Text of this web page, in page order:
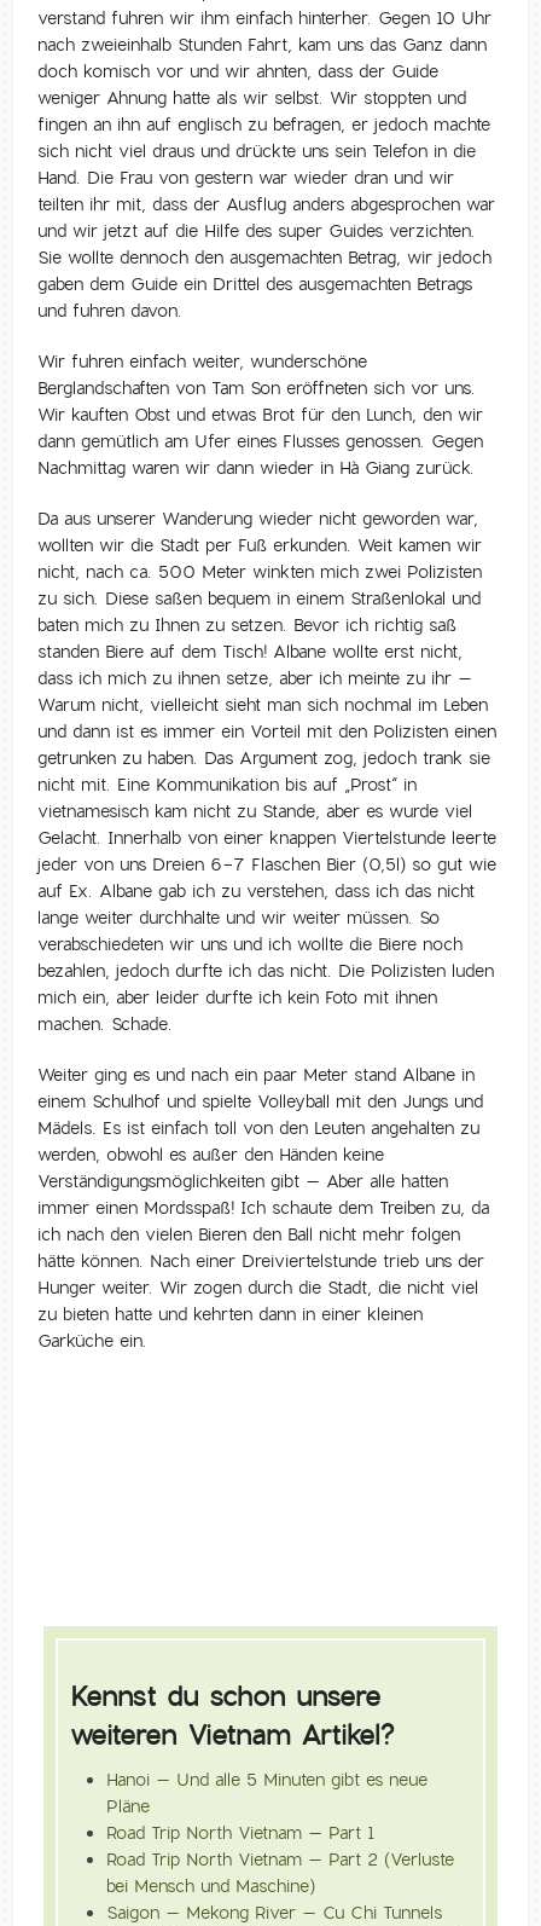
verstand fuhren wir ihm einfach hinterher. Gegen 10 Uhr
nach zweieinhalb Stunden Fahrt, kam uns das Ganz dann
doch komisch vor und wir ahnten, dass der Guide
weniger Ahnung hatte als wir selbst. Wir stoppten und
fingen an ihn auf englisch zu befragen, er jedoch machte
sich nicht viel draus und drückte uns sein Telefon in die
Hand. Die Frau von gestern war wieder dran und wir
teilten ihr mit, dass der Ausflug anders abgesprochen war
und wir jetzt auf die Hilfe des super Guides verzichten.
Sie wollte dennoch den ausgemachten Betrag, wir jedoch
gaben dem Guide ein Drittel des ausgemachten Betrags
und fuhren davon.
Wir fuhren einfach weiter, wunderschöne
Berglandschaften von Tam Son eröffneten sich vor uns.
Wir kauften Obst und etwas Brot für den Lunch, den wir
dann gemütlich am Ufer eines Flusses genossen. Gegen
Nachmittag waren wir dann wieder in Hà Giang zurück.
Da aus unserer Wanderung wieder nicht geworden war,
wollten wir die Stadt per Fuß erkunden. Weit kamen wir
nicht, nach ca. 500 Meter winkten mich zwei Polizisten
zu sich. Diese saßen bequem in einem Straßenlokal und
baten mich zu Ihnen zu setzen. Bevor ich richtig saß
standen Biere auf dem Tisch! Albane wollte erst nicht,
dass ich mich zu ihnen setze, aber ich meinte zu ihr –
Warum nicht, vielleicht sieht man sich nochmal im Leben
und dann ist es immer ein Vorteil mit den Polizisten einen
getrunken zu haben. Das Argument zog, jedoch trank sie
nicht mit. Eine Kommunikation bis auf „Prost“ in
vietnamesisch kam nicht zu Stande, aber es wurde viel
Gelacht. Innerhalb von einer knappen Viertelstunde leerte
jeder von uns Dreien 6-7 Flaschen Bier (0,5l) so gut wie
auf Ex. Albane gab ich zu verstehen, dass ich das nicht
lange weiter durchhalte und wir weiter müssen. So
verabschiedeten wir uns und ich wollte die Biere noch
bezahlen, jedoch durfte ich das nicht. Die Polizisten luden
mich ein, aber leider durfte ich kein Foto mit ihnen
machen. Schade.
Weiter ging es und nach ein paar Meter stand Albane in
einem Schulhof und spielte Volleyball mit den Jungs und
Mädels. Es ist einfach toll von den Leuten angehalten zu
werden, obwohl es außer den Händen keine
Verständigungsmöglichkeiten gibt – Aber alle hatten
immer einen Mordsspaß! Ich schaute dem Treiben zu, da
ich nach den vielen Bieren den Ball nicht mehr folgen
hätte können. Nach einer Dreiviertelstunde trieb uns der
Hunger weiter. Wir zogen durch die Stadt, die nicht viel
zu bieten hatte und kehrten dann in einer kleinen
Garküche ein.
Kennst du schon unsere
weiteren Vietnam Artikel?
Hanoi – Und alle 5 Minuten gibt es neue
Pläne
Road Trip North Vietnam – Part 1
Road Trip North Vietnam – Part 2 (Verluste
bei Mensch und Maschine)
Saigon – Mekong River – Cu Chi Tunnels